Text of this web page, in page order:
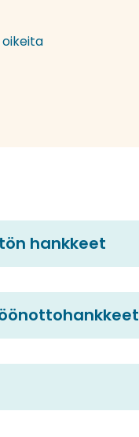
hankkeet